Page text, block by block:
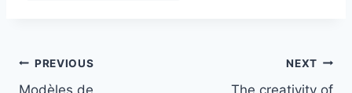
Post
PREVIOUS NEXT